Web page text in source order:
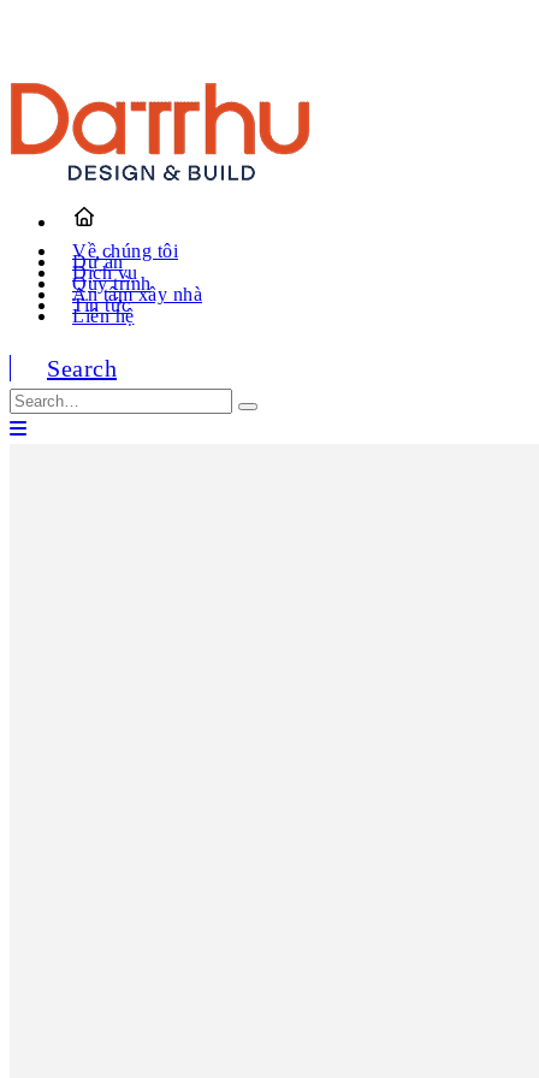
Về chúng tôi
Dự án
Dịch vụ
Quy trình
An tâm xây nhà
Tin tức
Liên hệ
Search